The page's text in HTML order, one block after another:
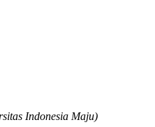
Indonesia Maju)